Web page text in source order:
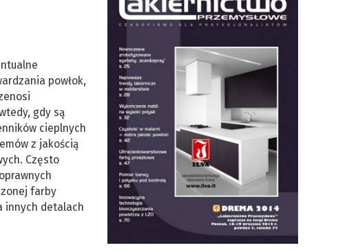
powłok,
gdy są
cieplnych
z jakością
Często
farby
innych detalach